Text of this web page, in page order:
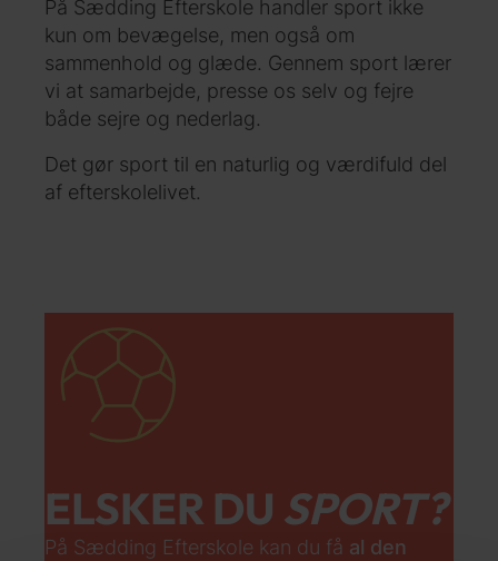
På Sædding Efterskole handler sport ikke
kun om bevægelse, men også om
sammenhold og glæde. Gennem sport lærer
vi at samarbejde, presse os selv og fejre
både sejre og nederlag.
Det gør sport til en naturlig og værdifuld del
af efterskolelivet.
ELSKER DU SPORT?
På Sædding Efterskole kan du få al den